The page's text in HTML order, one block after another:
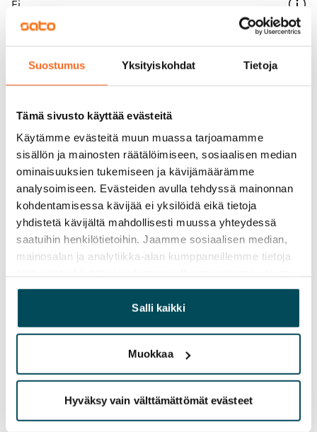
Suostumus Yksityiskohdat Tietoja
Tämä sivusto käyttää evästeitä
Käytämme evästeitä muun muassa tarjoamamme
sisällön ja mainosten räätälöimiseen, sosiaalisen median
ominaisuuksien tukemiseen ja kävijämäärämme
analysoimiseen. Evästeiden avulla tehdyssä mainonnan
kohdentamisessa kävijää ei yksilöidä eikä tietoja
yhdistetä kävijältä mahdollisesti muussa yhteydessä
saatuihin henkilötietoihin. Jaamme sosiaalisen median,
mainosalan ja analytiikka-alan kumppaneillemme tietoja
yhdistää näitä tietoja muihin tietoihin, joita olet antanut
heille tai joita on kerätty, kun olet käyttänyt heidän
palvelujaan.
Salli kaikki
Muokkaa
Hyväksy vain välttämättömät evästeet
Ei
Vuokra
Vuokravakuus
0 €, (yrityksille min. 1 kk vuokra)
Kotivakuutus
Pakollinen, ei sisälly vuokraan
Vesimaksu
27 €/hlö/kk
Sähkömaksu
Vuokralainen solmii itse sähkösopimuksen.
Laajakaista
Vuokraan sisältyy 50 M laajakaistaliittymä. Voit hankkia
lisänopeutta etuhintaan ottamalla yhteyttä